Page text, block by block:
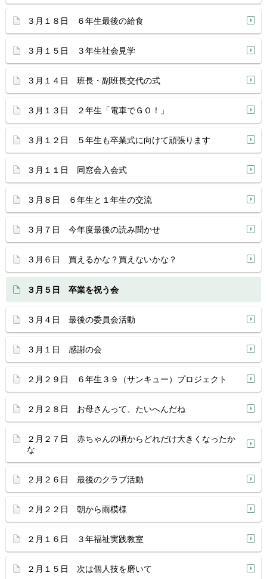
３月１８日 ６年生最後の給食
３月１５日 ３年生社会見学
３月１４日 班長・副班長交代の式
３月１３日 ２年生「電車でＧＯ！」
３月１２日 ５年生も卒業式に向けて頑張ります
３月１１日 同窓会入会式
３月８日 ６年生と１年生の交流
３月７日 今年度最後の読み聞かせ
３月６日 買えるかな？買えないかな？
３月５日 卒業を祝う会
３月４日 最後の委員会活動
３月１日 感謝の会
２月２９日 ６年生３９（サンキュー）プロジェクト
２月２８日 お母さんって、たいへんだね
２月２７日 赤ちゃんの頃からどれだけ大きくなったか
な
２月２６日 最後のクラブ活動
２月２２日 朝から雨模様
２月１６日 ３年福祉実践教室
２月１５日 次は個人技を磨いて